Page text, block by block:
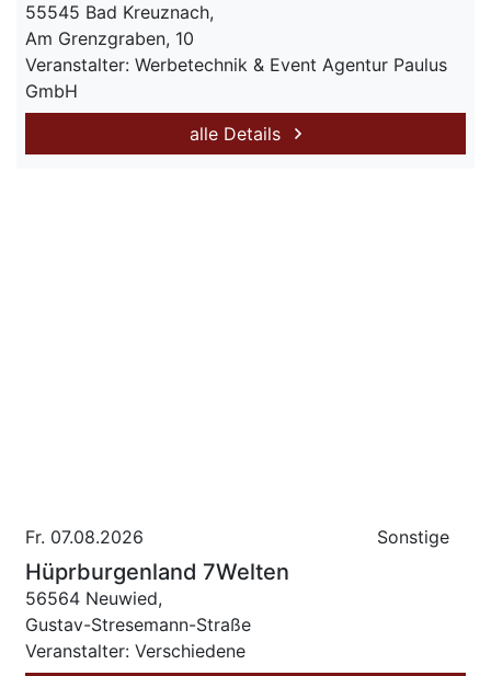
55545 Bad Kreuznach,
Am Grenzgraben, 10
Veranstalter: Werbetechnik & Event Agentur Paulus
GmbH
alle Details
Fr. 07.08.2026 Sonstige
Hüprburgenland 7Welten
56564 Neuwied,
Gustav-Stresemann-Straße
Veranstalter: Verschiedene